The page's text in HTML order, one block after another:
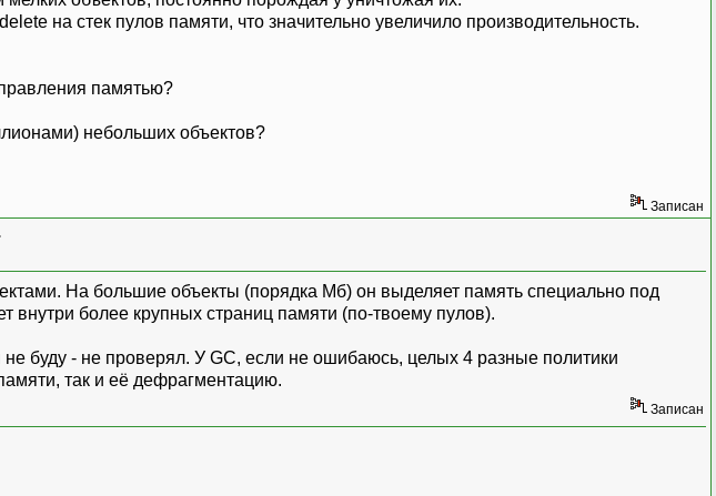
на стек пулов памяти, что значительно увеличило производительность.
памятью?
небольших объектов?
Записан
На большие объекты (порядка Мб) он выделяет память специально под
более крупных страниц памяти (по-твоему пулов).
буду - не проверял. У GC, если не ошибаюсь, целых 4 разные политики
так и её дефрагментацию.
Записан